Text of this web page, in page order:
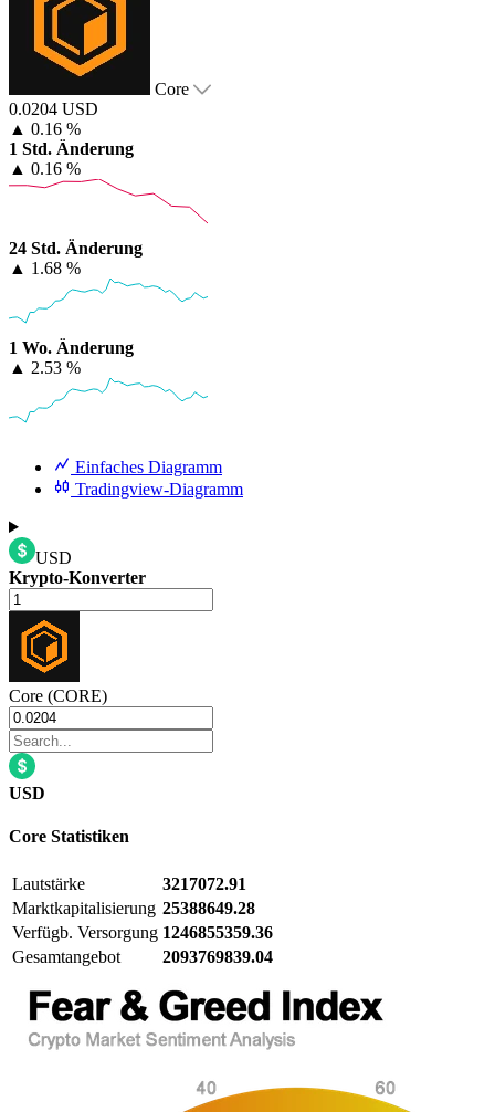
Core
0.0204 USD
▲ 0.16 %
1 Std. Änderung
▲ 0.16 %
24 Std. Änderung
▲ 1.68 %
1 Wo. Änderung
▲ 2.53 %
Einfaches Diagramm
Tradingview-Diagramm
USD
Krypto-Konverter
Core (CORE)
USD
Core Statistiken
Lautstärke
3217072.91
Marktkapitalisierung 25388649.28
Verfügb. Versorgung 1246855359.36
Gesamtangebot
2093769839.04